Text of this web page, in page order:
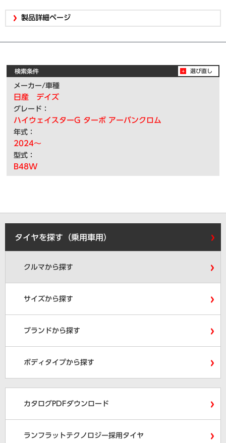
製品詳細ページ
検索条件
メーカー/車種
日産 デイズ
グレード：
ハイウェイスターG ターボ アーバンクロム
年式：
2024～
型式：
B48W
選び直し
タイヤを探す（乗用車用）
クルマから探す
サイズから探す
ブランドから探す
ボディタイプから探す
カタログPDFダウンロード
ランフラットテクノロジー採用タイヤ